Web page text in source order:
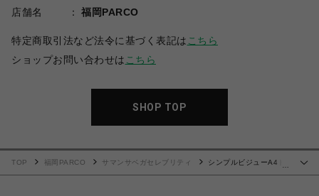
店舗名
福岡PARCO
特定商取引法など法令に基づく表記は こちら
ショップお問い合わせは こちら
SHOP TOP
…
TOP 福岡PARCO サマンサベガセレブリティ
シンプルビジューA4ト